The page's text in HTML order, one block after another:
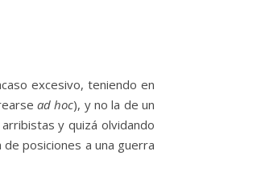
excesivo, teniendo en
ad hoc), y no la de un
y quizá olvidando
posiciones a una guerra